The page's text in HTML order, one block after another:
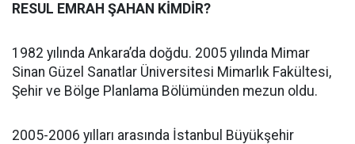
RESUL EMRAH ŞAHAN KİMDİR?
1982 yılında Ankara’da doğdu. 2005 yılında Mimar
Sinan Güzel Sanatlar Üniversitesi Mimarlık Fakültesi,
Şehir ve Bölge Planlama Bölümünden mezun oldu.
2005-2006 yılları arasında İstanbul Büyükşehir